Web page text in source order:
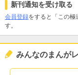
新刊通知を受け取る
会員登録をすると「この極
す。
みんなのまんが